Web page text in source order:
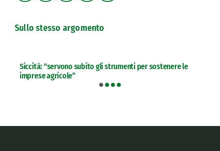
Sullo stesso argomento
Siccità: “servono subito gli strumenti per sostenere le
imprese agricole”